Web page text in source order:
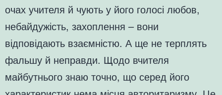
очах учителя й чують у його голосі любов,
небайдужість, захоплення – вони
відповідають взаємністю. А ще не терплять
фальшу й неправди. Щодо вчителя
майбутнього знаю точно, що серед його